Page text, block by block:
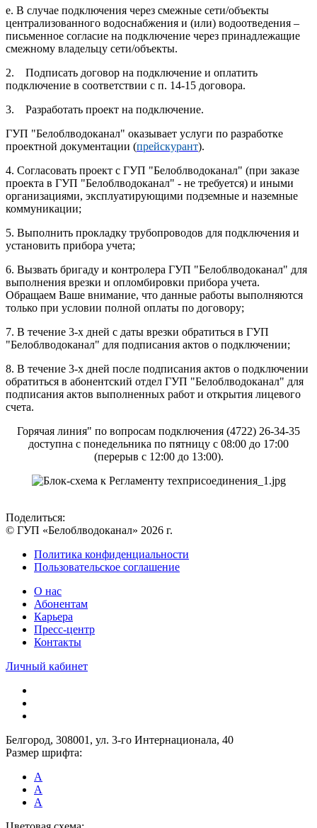
е. В случае подключения через смежные сети/объекты
централизованного водоснабжения и (или) водоотведения –
письменное согласие на подключение через принадлежащие
смежному владельцу сети/объекты.
2. Подписать договор на подключение и оплатить
подключение в соответствии с п. 14-15 договора.
3. Разработать проект на подключение.
ГУП "Белоблводоканал" оказывает услуги по разработке
проектной документации (прейскурант).
4. Согласовать проект с ГУП "Белоблводоканал" (при заказе
проекта в ГУП "Белоблводоканал" - не требуется) и иными
организациями, эксплуатирующими подземные и наземные
коммуникации;
5. Выполнить прокладку трубопроводов для подключения и
установить прибора учета;
6. Вызвать бригаду и контролера ГУП "Белоблводоканал" для
выполнения врезки и опломбировки прибора учета.
Обращаем Ваше внимание, что данные работы выполняются
только при условии полной оплаты по договору;
7. В течение 3-х дней с даты врезки обратиться в ГУП
"Белоблводоканал" для подписания актов о подключении;
8. В течение 3-х дней после подписания актов о подключении
обратиться в абонентский отдел ГУП "Белоблводоканал" для
подписания актов выполненных работ и открытия лицевого
счета.
Горячая линия" по вопросам подключения (4722) 26-34-35
доступна с понедельника по пятницу с 08:00 до 17:00
(перерыв с 12:00 до 13:00).
Поделиться:
© ГУП «Белоблводоканал» 2026 г.
Политика конфиденциальности
Пользовательское соглашение
О нас
Абонентам
Карьера
Пресс-центр
Контакты
Личный кабинет
Белгород, 308001, ул. 3-го Интернационала, 40
Размер шрифта:
A
A
A